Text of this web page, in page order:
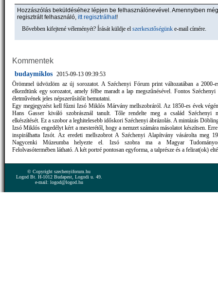
Hozzászólás beküldéséhez lépjen be felhasználónevével. Amennyiben
regisztrált felhasználó, itt regisztrálhat!
Bővebben kifejtené véleményét? Írását küldje el szerkesztőségünk e-mail címére.
Kommentek
budaymiklos 2015-09-13 09:39:53
Örömmel üdvözlöm az új sorozatot. A Széchenyi Fórum print változatában a 2000-
elkezdtünk egy sorozatot, amely félbe maradt a lap megszűnésével. Fontos Széchenyi
életművének jeles népszerűsítőit bemutatni.
Egy megjegyzést kell fűzni Izsó Miklós Márvány mellszobráról. Az 1850-es évek
Hans Gasser kiváló szobrásznál tanult. Tőle rendelte meg a család Széchenyi
elkészítését. Ez a szobor a leghitelesebb időskori Széchenyi ábrázolás. A mintázás
Izsó Miklós engedélyt kért a mesterétől, hogy a nemzet számára másolatot készítsen.
inspirálhatta Izsót. Az eredeti mellszobrot A Széchenyi Alapítvány vásárolta meg
Nagycenki Múzeumba helyezte el. Izsó szobra ma a Magyar
Felolvasótermében látható. A két portré pontosan egyforma, a talprésze és a felirat(ok)
© Copyright szechenyiforum.hu
Logod Bt. H-1012 Budapest, Logodi u. 49.
e-mail: logod@logod.hu